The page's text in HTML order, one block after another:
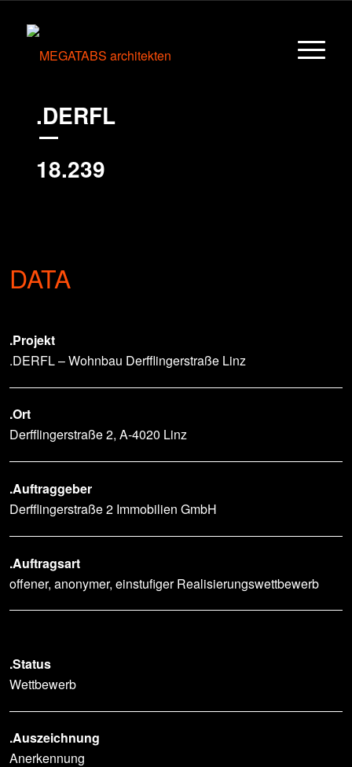
.DERFL
18.239
DATA
.Projekt
.DERFL – Wohnbau Derfflingerstraße Linz
.Ort
Derfflingerstraße 2, A-4020 Linz
.Auftraggeber
Derfflingerstraße 2 Immobilien GmbH
.Auftragsart
offener, anonymer, einstufiger Realisierungswettbewerb
.Status
Wettbewerb
.Auszeichnung
Anerkennung